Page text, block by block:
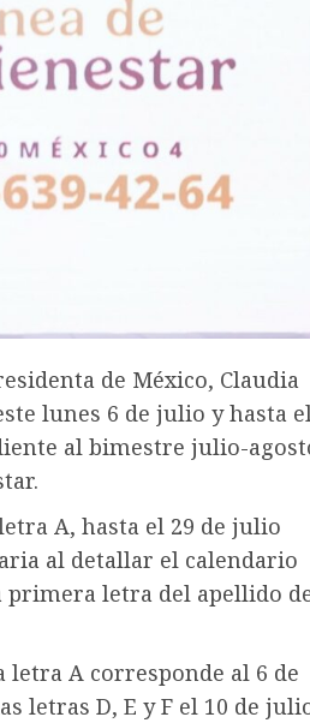
de México, Claudia
lunes 6 de julio y hasta
al bimestre julio-
A, hasta el 29 de julio
al detallar el calendario
primera letra del apellido
letra A corresponde al 6 de
letras D, E y F el 10 de